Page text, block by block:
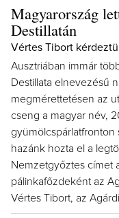
Magyarország
Destillatán
Vértes Tibort
Ausztriában immár
Destillata elnevezésű
megmérettetésen az
cseng a magyar név,
gyümölcspárlatfronton
hazánk hozta el a
Nemzetgyőztes címet
pálinkafőzdeként az
Vértes Tibort, az